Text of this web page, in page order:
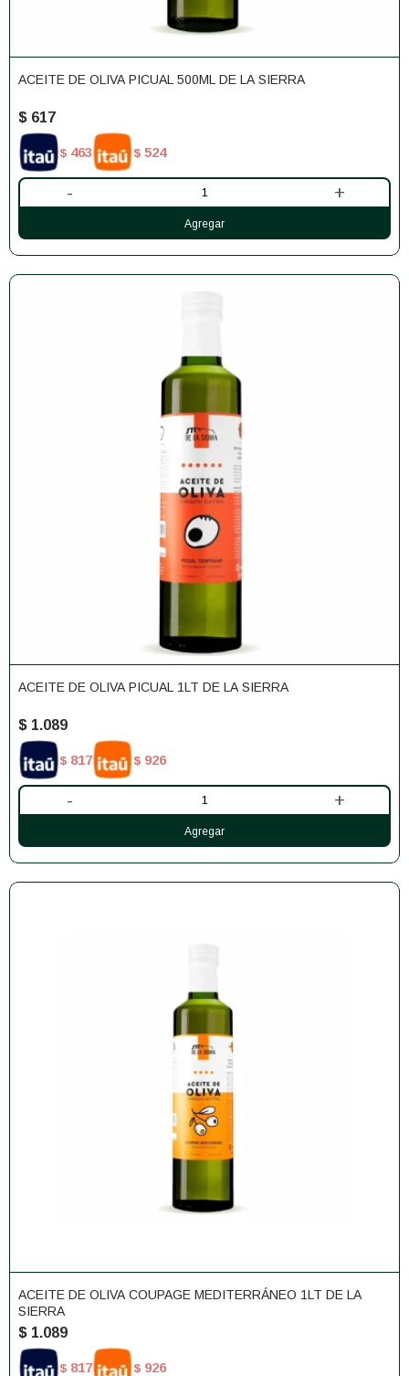
ACEITE DE OLIVA PICUAL 500ML DE LA SIERRA
$ 617
$ 463 $ 524
- +
ACEITE DE OLIVA PICUAL 1LT DE LA SIERRA
$ 1.089
$ 817 $ 926
- +
ACEITE DE OLIVA COUPAGE MEDITERRÁNEO 1LT DE LA
SIERRA
$ 1.089
$ 817 $ 926